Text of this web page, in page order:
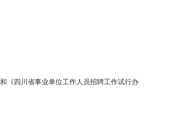
《四川省事业单位工作人员招聘工作试行办